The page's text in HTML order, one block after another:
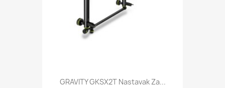
GRAVITY GKSX2T Nastavak Za...